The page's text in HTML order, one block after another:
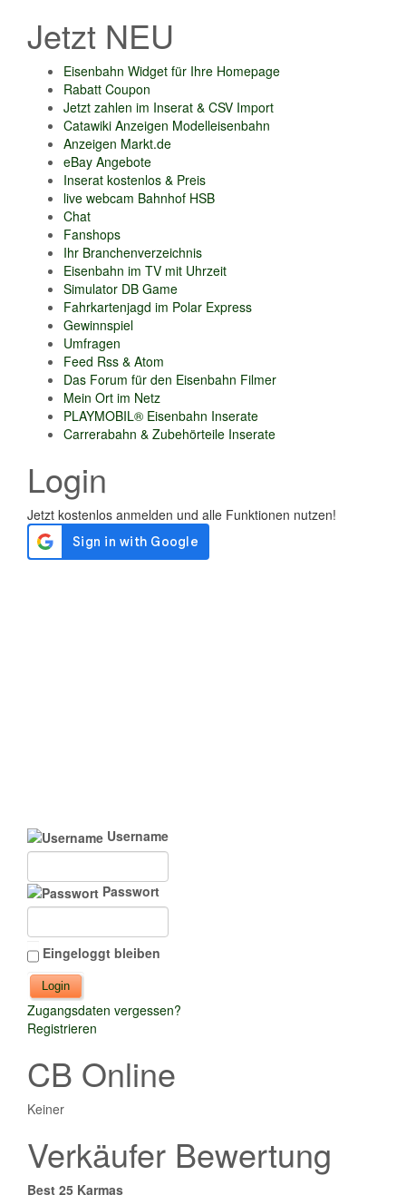
Jetzt NEU
Eisenbahn Widget für Ihre Homepage
Rabatt Coupon
Jetzt zahlen im Inserat & CSV Import
Catawiki Anzeigen Modelleisenbahn
Anzeigen Markt.de
eBay Angebote
Inserat kostenlos & Preis
live webcam Bahnhof HSB
Chat
Fanshops
Ihr Branchenverzeichnis
Eisenbahn im TV mit Uhrzeit
Simulator DB Game
Fahrkartenjagd im Polar Express
Gewinnspiel
Umfragen
Feed Rss & Atom
Das Forum für den Eisenbahn Filmer
Mein Ort im Netz
PLAYMOBIL® Eisenbahn Inserate
Carrerabahn & Zubehörteile Inserate
Login
Username
Passwort
Eingeloggt bleiben
Zugangsdaten vergessen?
Registrieren
CB Online
Keiner
Verkäufer Bewertung
Best 25 Karmas